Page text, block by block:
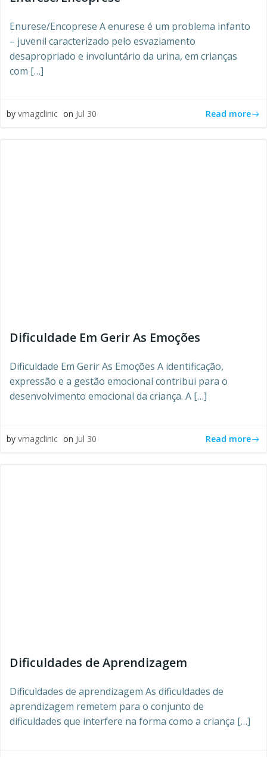
Enurese/Encoprese A enurese é um problema infanto
– juvenil caracterizado pelo esvaziamento
desapropriado e involuntário da urina, em crianças
com […]
by vmagclinic on Jul 30 Read more
Dificuldade Em Gerir As Emoções
Dificuldade Em Gerir As Emoções A identificação,
expressão e a gestão emocional contribui para o
desenvolvimento emocional da criança. A […]
by vmagclinic on Jul 30 Read more
Dificuldades de Aprendizagem
Dificuldades de aprendizagem As dificuldades de
aprendizagem remetem para o conjunto de
dificuldades que interfere na forma como a criança […]